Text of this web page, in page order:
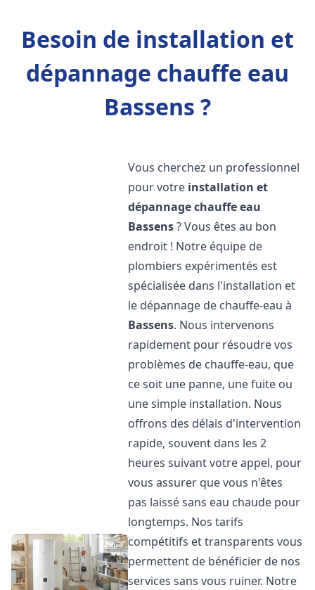
Besoin de installation et
dépannage chauffe eau
Bassens ?
Vous cherchez un professionnel
pour votre installation et
dépannage chauffe eau
Bassens? Vous êtes au bon
endroit ! Notre équipe de
plombiers expérimentés est
spécialisée dans l'installation et
le dépannage de chauffe-eau à
Bassens. Nous intervenons
rapidement pour résoudre vos
problèmes de chauffe-eau, que
ce soit une panne, une fuite ou
une simple installation. Nous
offrons des délais d'intervention
rapide, souvent dans les 2
heures suivant votre appel, pour
vous assurer que vous n'êtes
pas laissé sans eau chaude pour
longtemps. Nos tarifs
compétitifs et transparents vous
permettent de bénéficier de nos
services sans vous ruiner. Notre